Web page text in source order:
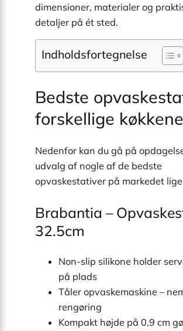
dimensioner, materialer og
detaljer på ét sted.
Indholdsfortegnelse
Bedste
forskellige
Nedenfor kan du gå på
udvalg af nogle af de bedste
opvaskestativer på markedet
Brabantia –
32.5cm
Non-slip silikone holder
på plads
Tåler opvaskemaskine –
rengøring
Kompakt højde på 0,9 cm